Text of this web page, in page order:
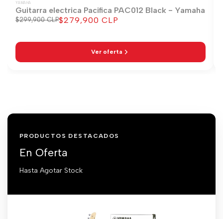
YAMAHA
Guitarra electrica Pacifica PAC012 Black - Yamaha
Precio
$299,900 CLPPrecio
$279,900 CLP
Ver oferta
PRODUCTOS DESTACADOS
En Oferta
Hasta Agotar Stock